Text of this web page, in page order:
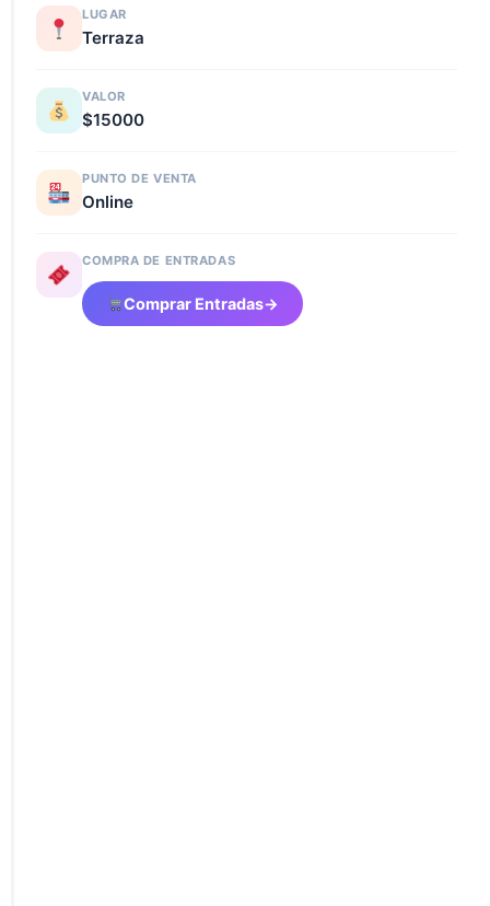
LUGAR
Terraza
VALOR
$15000
PUNTO DE VENTA
Online
COMPRA DE ENTRADAS
Comprar Entradas→